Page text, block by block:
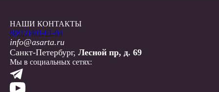
НАШИ КОНТАКТЫ
8(812)401-61-04
info@asarta.ru
Санкт-Петербург, Лесной пр, д. 69
Мы в социальных сетях: